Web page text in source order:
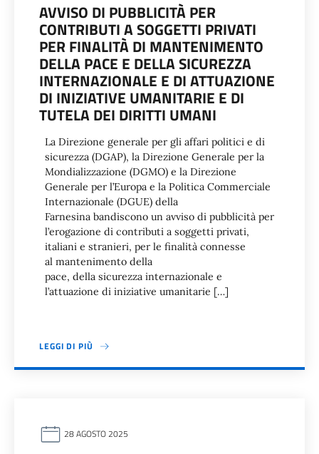
AVVISO DI PUBBLICITÀ PER
CONTRIBUTI A SOGGETTI PRIVATI
PER FINALITÀ DI MANTENIMENTO
DELLA PACE E DELLA SICUREZZA
INTERNAZIONALE E DI ATTUAZIONE
DI INIZIATIVE UMANITARIE E DI
TUTELA DEI DIRITTI UMANI
La Direzione generale per gli affari politici e di
sicurezza (DGAP), la Direzione Generale per la
Mondializzazione (DGMO) e la Direzione
Generale per l’Europa e la Politica Commerciale
Internazionale (DGUE) della
Farnesina bandiscono un avviso di pubblicità per
l’erogazione di contributi a soggetti privati,
italiani e stranieri, per le finalità connesse
al mantenimento della
pace, della sicurezza internazionale e
l’attuazione di iniziative umanitarie […]
LEGGI DI PIÙ
28 AGOSTO 2025